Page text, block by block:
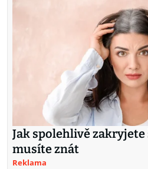
Jak spolehlivě zakryjete
musíte znát
Reklama